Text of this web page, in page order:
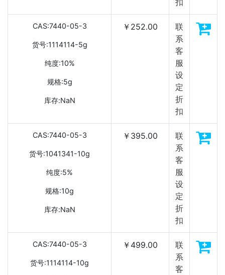
CAS:7440-05-3
货号:1114114-5g
纯度:10%
规格:5g
库存:NaN
￥252.00
联
系
客
服
设
定
折
扣
CAS:7440-05-3
货号:1041341-10g
纯度:5%
规格:10g
库存:NaN
￥395.00
联
系
客
服
设
定
折
扣
CAS:7440-05-3
货号:1114114-10g
￥499.00
联
系
客